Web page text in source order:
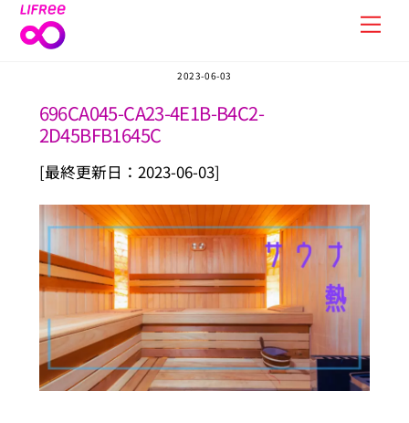
Skip
2023-06-03
696CA045-CA23-4E1B-B4C2-
2D45BFB1645C
[最終更新日：2023-06-03]